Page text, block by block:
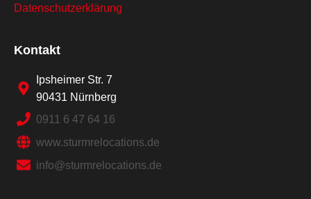
Datenschutzerklärung
Kontakt
Ipsheimer Str. 7
90431 Nürnberg
0911 6 47 64 16
www.sturmrelocations.de
info@sturmrelocations.de